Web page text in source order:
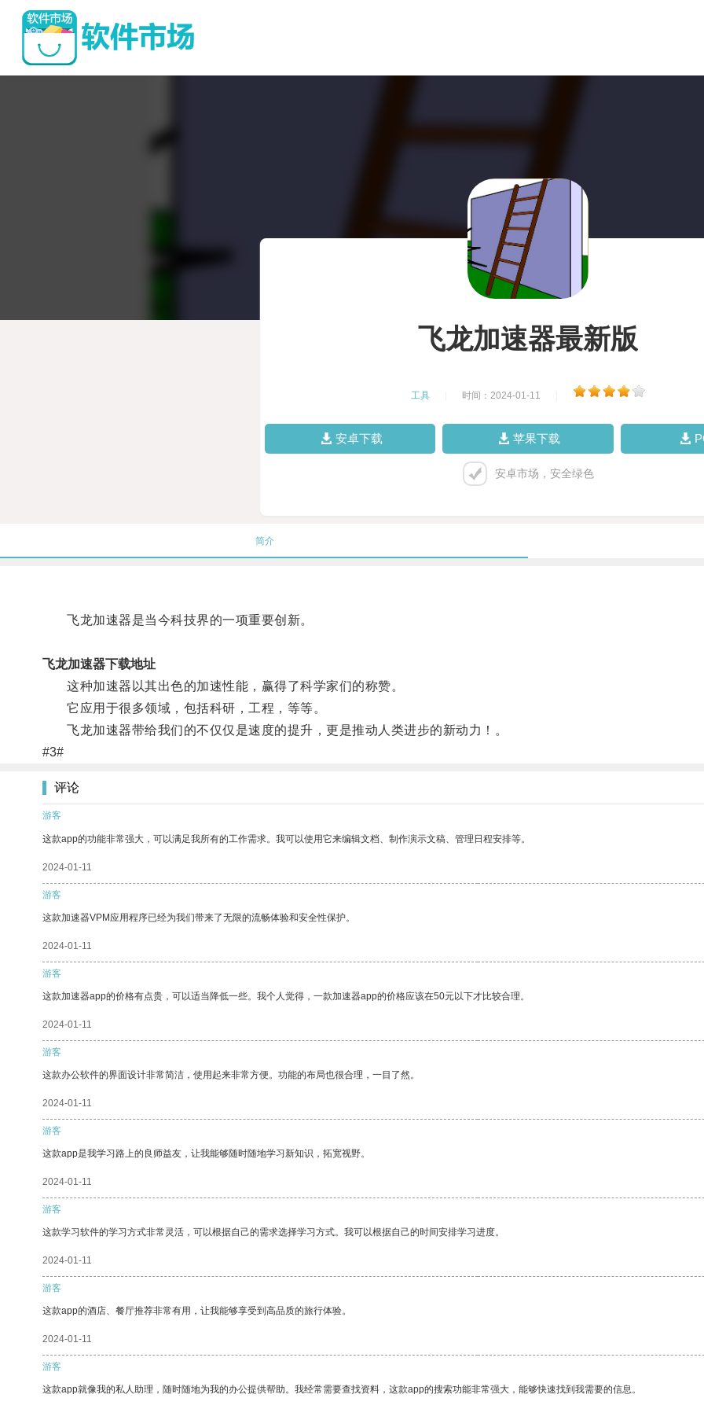
飞龙加速器最新版
工具 时间：2024-01-11
安卓下载 苹果下载
安卓市场，安全绿色
简介
飞龙加速器是当今科技界的一项重要创新。
飞龙加速器下载地址
这种加速器以其出色的加速性能，赢得了科学家们的称赞。
它应用于很多领域，包括科研，工程，等等。
飞龙加速器带给我们的不仅仅是速度的提升，更是推动人类进步的新动力！。
#3#
评论
游客
这款app的功能非常强大，可以满足我所有的工作需求。我可以使用它来编辑文档、制作演示文稿、管理日程安排等。
2024-01-11
游客
这款加速器VPM应用程序已经为我们带来了无限的流畅体验和安全性保护。
2024-01-11
游客
这款加速器app的价格有点贵，可以适当降低一些。我个人觉得，一款加速器app的价格应该在50元以下才比较合理。
2024-01-11
游客
这款办公软件的界面设计非常简洁，使用起来非常方便。功能的布局也很合理，一目了然。
2024-01-11
游客
这款app是我学习路上的良师益友，让我能够随时随地学习新知识，拓宽视野。
2024-01-11
游客
这款学习软件的学习方式非常灵活，可以根据自己的需求选择学习方式。我可以根据自己的时间安排学习进度。
2024-01-11
游客
这款app的酒店、餐厅推荐非常有用，让我能够享受到高品质的旅行体验。
2024-01-11
游客
这款app就像我的私人助理，随时随地为我的办公提供帮助。我经常需要查找资料，这款app的搜索功能非常强大，能够快速找到我需要的信息。